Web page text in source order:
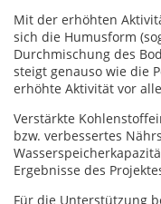
Mit der erhöhten
sich die Humusform
Durchmischung des
steigt genauso wie die
erhöhte Aktivität vor
Verstärkte
bzw. verbessertes
Ergebnisse des
Für die Unterstützung